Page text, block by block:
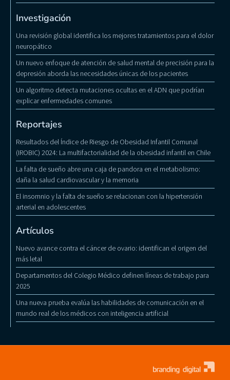
Investigación
Una revisión global identifica los mejores tratamientos para el dolor
neuropático
Un nuevo enfoque de atención de salud mental de precisión para la
depresión aborda las necesidades únicas de los pacientes
Un algoritmo detecta mutaciones ocultas en el ADN que podrían
explicar enfermedades comunes
Reportajes
Resultados del Índice de Riesgo de Obesidad Infantil Comunal
(IROBIC) 2024: La multifactorialidad de la obesidad infantil en Chile
La falta de sueño abre una caja de pandora en el metabolismo:
daña la salud cardiovascular y la memoria
El insomnio y la falta de sueño se relacionan con la hipertensión
arterial en adolescentes
Artículos
Nuevo avance contra el cáncer de ovario: identifican el origen del
más letal
Departamentos del Colegio Médico definen líneas de trabajo para
2025
Una nueva prueba evalúa las habilidades de comunicación en el
mundo real de los médicos con inteligencia artificial